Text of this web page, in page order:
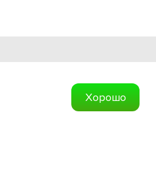
Хорошо